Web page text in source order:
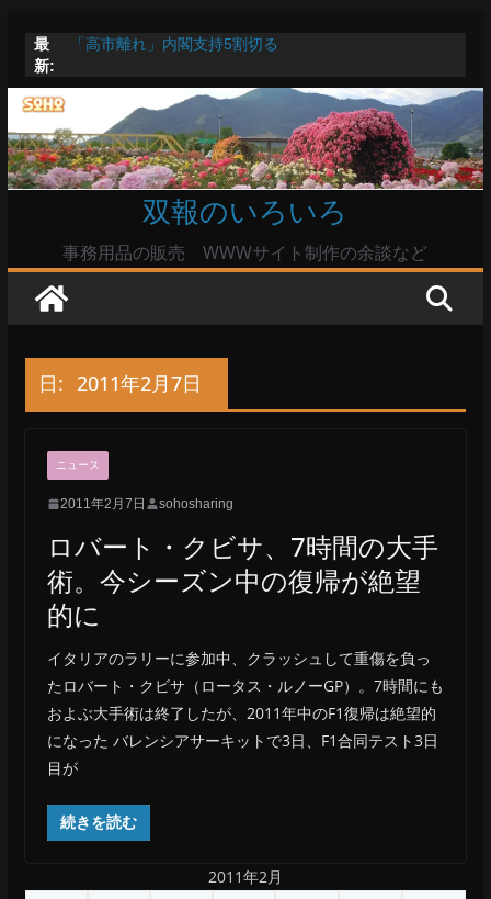
テ
ン
ツ
へ
ッ
最
新:
「高市離れ」内閣支持5割切る
高市首相とは隙間風が吹く鈴木憲和農水相
陸自部隊の思想信条調査報道受け小泉防衛相「不適切活
動ない」で良いのか
命綱のエアコンも危ない
双報のいろいろ
事務用品の販売 WWWサイト制作の余談など
日: 2011年2月7日
ニュース
2011年2月7日 sohosharing
ロバート・クビサ、7時間の大手
術。今シーズン中の復帰が絶望
的に
イタリアのラリーに参加中、クラッシュして重傷を負っ
たロバート・クビサ（ロータス・ルノーGP）。7時間にも
およぶ大手術は終了したが、2011年中のF1復帰は絶望的
になった バレンシアサーキットで3日、F1合同テスト3日
目が
続きを読む
2011年2月